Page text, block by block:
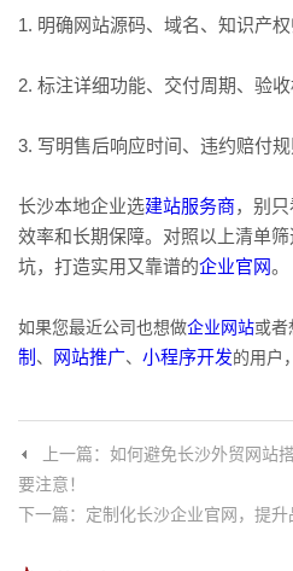
1. 明确网站源码、域名、知识产权
2. 标注详细功能、交付周期、验收
3. 写明售后响应时间、违约赔付规
长沙本地企业选建站服务商，别
效率和长期保障。对照以上清单
坑，打造实用又靠谱的企业官网。
如果您最近公司也想做企业网站或者
制 、 网站推广、 小程序开发的用户
上一篇：如何避免长沙外贸网站
要注意！
下一篇：定制化长沙企业官网，提